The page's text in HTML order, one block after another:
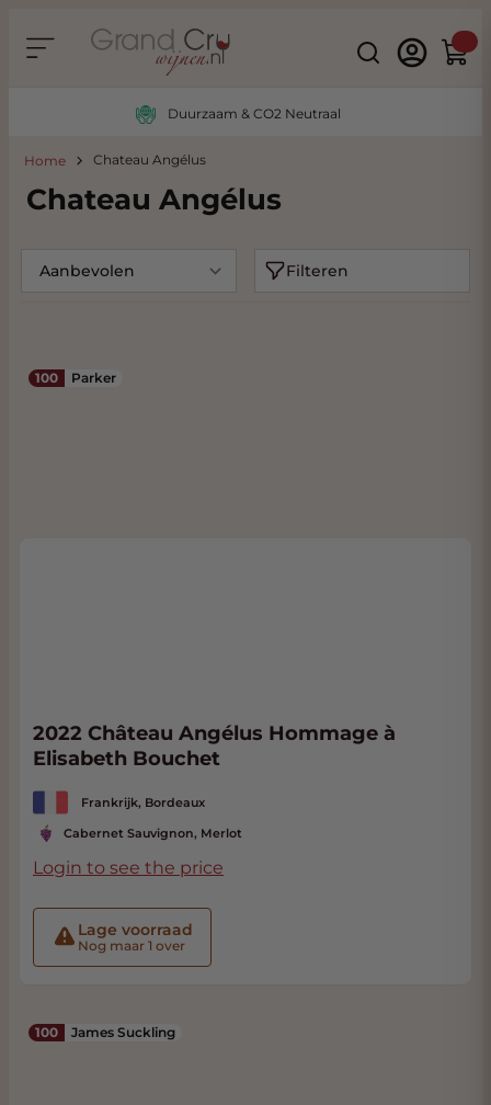
Search
Duurzaam & CO2 Neutraal
Home Chateau Angélus
Chateau Angélus
Filteren
100 Parker
2022 Château Angélus Hommage à
Elisabeth Bouchet
Frankrijk, Bordeaux
Cabernet Sauvignon, Merlot
Login to see the price
Lage voorraad
Nog maar 1 over
100 James Suckling